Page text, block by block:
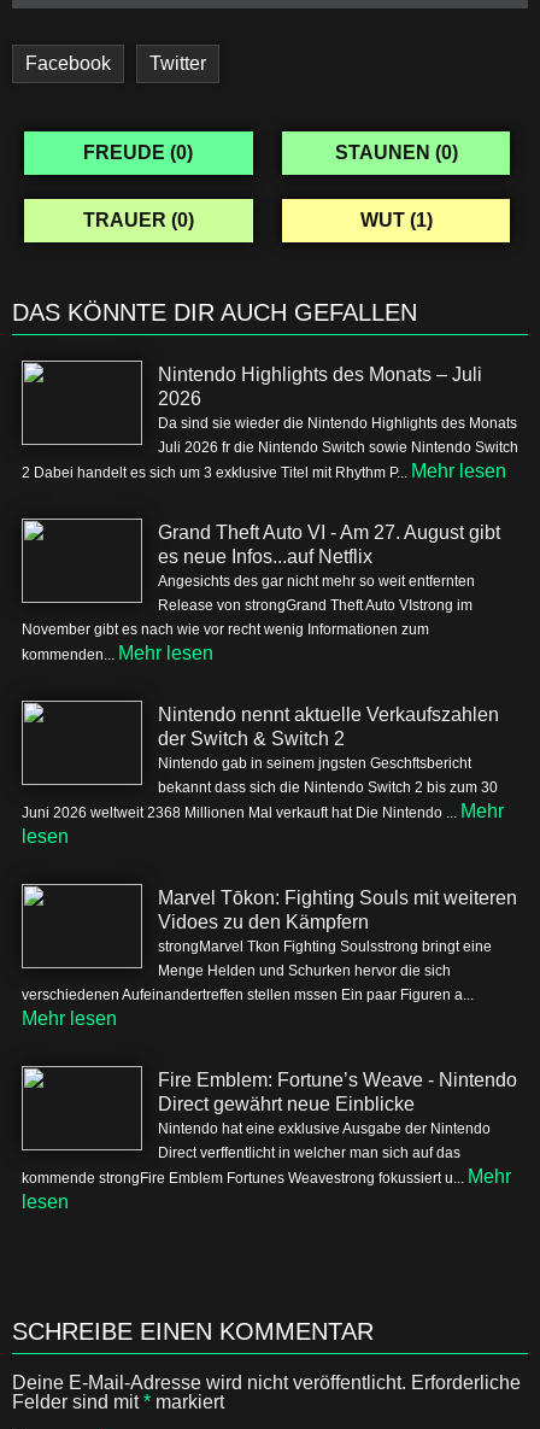
Facebook Twitter
FREUDE (0) STAUNEN (0)
TRAUER (0) WUT (1)
DAS KÖNNTE DIR AUCH GEFALLEN
Nintendo Highlights des Monats – Juli
2026
Da sind sie wieder die Nintendo Highlights des Monats
Juli 2026 fr die Nintendo Switch sowie Nintendo Switch
2 Dabei handelt es sich um 3 exklusive Titel mit Rhythm P... Mehr lesen
Grand Theft Auto VI - Am 27. August gibt
es neue Infos...auf Netflix
Angesichts des gar nicht mehr so weit entfernten
Release von strongGrand Theft Auto VIstrong im
November gibt es nach wie vor recht wenig Informationen zum
kommenden... Mehr lesen
Nintendo nennt aktuelle Verkaufszahlen
der Switch & Switch 2
Nintendo gab in seinem jngsten Geschftsbericht
bekannt dass sich die Nintendo Switch 2 bis zum 30
Juni 2026 weltweit 2368 Millionen Mal verkauft hat Die Nintendo ... Mehr
lesen
Marvel Tōkon: Fighting Souls mit weiteren
Vidoes zu den Kämpfern
strongMarvel Tkon Fighting Soulsstrong bringt eine
Menge Helden und Schurken hervor die sich
verschiedenen Aufeinandertreffen stellen mssen Ein paar Figuren a...
Mehr lesen
Fire Emblem: Fortune’s Weave - Nintendo
Direct gewährt neue Einblicke
Nintendo hat eine exklusive Ausgabe der Nintendo
Direct verffentlicht in welcher man sich auf das
kommende strongFire Emblem Fortunes Weavestrong fokussiert u... Mehr
lesen
SCHREIBE EINEN KOMMENTAR
Deine E-Mail-Adresse wird nicht veröffentlicht. Erforderliche
Felder sind mit* markiert